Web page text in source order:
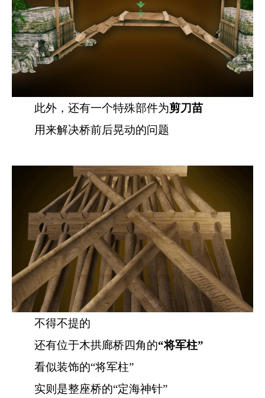
此外，还有一个特殊部件为剪刀苗
用来解决桥前后晃动的问题
不得不提的
还有位于木拱廊桥四角的“将军柱”
看似装饰的“将军柱”
实则是整座桥的“定海神针”